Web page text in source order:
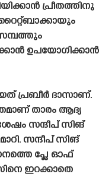
പ്രീതത്തിനു
ഉപയോഗിക്കാൻ
പ്രബീർ ദാസാണ്.
താരം ആദ്യ
സന്ദീപ് സിങ്
സന്ദീപ് സിങ്
പ്ലേ ഓഫ്
ഇറക്കാതെ